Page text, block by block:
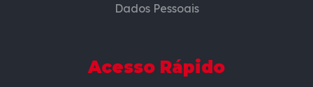
Dados Pessoais
Acesso Rápido